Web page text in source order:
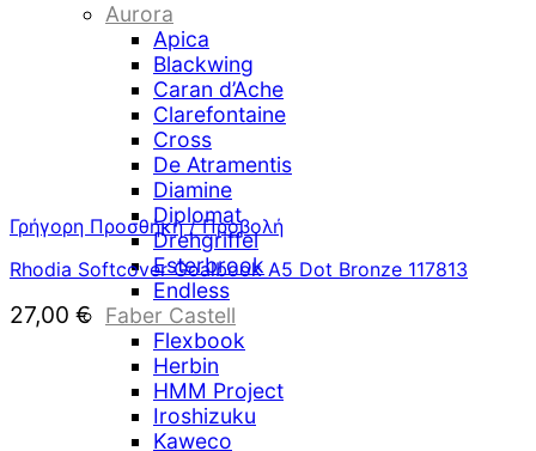
Aurora
Apica
Blackwing
Caran d’Ache
Clarefontaine
Cross
De Atramentis
Diamine
Diplomat
Drehgriffel
Esterbrook
Endless
Faber Castell
Flexbook
Herbin
HMM Project
Iroshizuku
Kaweco
Γρήγορη Προσθήκη / Προβολή
Rhodia Softcover Goalbook A5 Dot Bronze 117813
27,00 €